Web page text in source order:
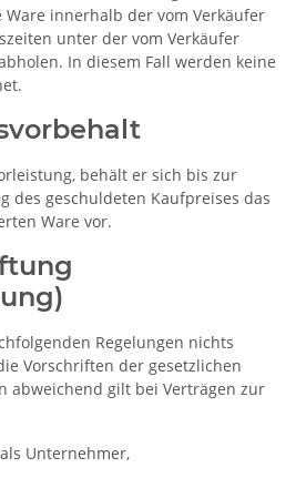
innerhalb der vom Verkäufer
unter der vom Verkäufer
In diesem Fall werden keine
behält er sich bis zur
des geschuldeten Kaufpreises das
Ware vor.
Regelungen nichts
Vorschriften der gesetzlichen
abweichend gilt bei Verträgen zur
Unternehmer,